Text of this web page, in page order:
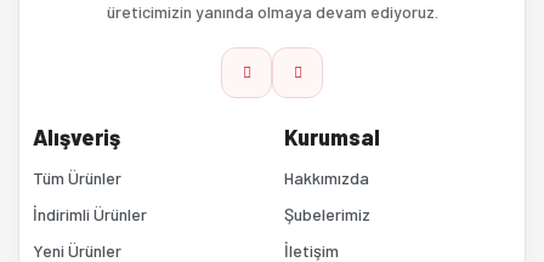
üreticimizin yanında olmaya devam ediyoruz.
Alışveriş
Tüm Ürünler
İndirimli Ürünler
Yeni Ürünler
Kurumsal
Hakkımızda
Şubelerimiz
İletişim